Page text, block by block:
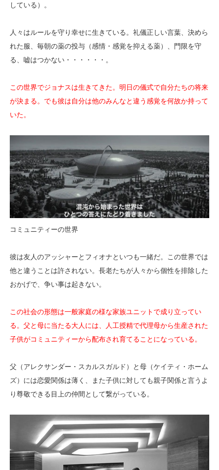
している）。
人々はルールを守り幸せに生きている。礼儀正しい言葉、決めら
れた服、毎朝の薬の投与（感情・感覚を抑える薬）、門限を守
る、嘘はつかない・・・・・・。
この世界でジョナスは生きてきた。明日の儀式で自分たちの将来
が決まる。でも彼は自分は他のみんなと違う感覚を何故か持って
いた。
コミュニティーの世界
彼は友人のアッシャーとフィオナといつも一緒だ。この世界では
他と違うことは許されない。長老たちが人々から個性を排除した
おかげで、争い事は起きない。
この社会の形態は一般家庭の様な家族ユニットで成り立ってい
る。父と母に当たる大人には、人工授精で代理母から生産された
子供がコミュニティーから配布され育てることになっている。
父（アレクサンダー・スカルスガルド）と母（ケイティ・ホーム
ズ）には恋愛関係は薄く、また子供に対しても親子関係と言うよ
り尊敬できる目上の仲間として繋がっている。